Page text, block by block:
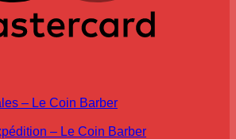
– Le Coin Barber
– Le Coin Barber